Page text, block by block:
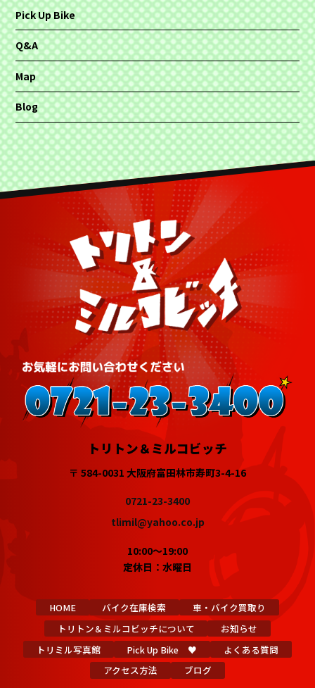
Pick Up Bike
Q&A
Map
Blog
トリトン＆ミルコビッチ
〒 584-0031 大阪府富田林市寿町3-4-16
0721-23-3400
tlimil@yahoo.co.jp
10:00～19:00
定休日：水曜日
HOME バイク在庫検索
車・バイク買取り
トリトン＆ミルコビッチについて
お知らせ
トリミル写真館
Pick Up Bike ♥
よくある質問
アクセス方法
ブログ